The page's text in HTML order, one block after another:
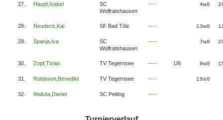
27. Haupt,Isabel
SC
Wolfratshausen
---- 4w0
28. Neudeck,Kai SF Bad Tölz ---- 13w0
29. Spanja,Iva
SC
Wolfratshausen
---- 7w0
30. Zopf,Tizian TV Tegernsee ---- U8 8w0
31. Robinson,Benedikt TV Tegernsee ---- 19s0
32. Maliuta,Daniel SC Peiting ----